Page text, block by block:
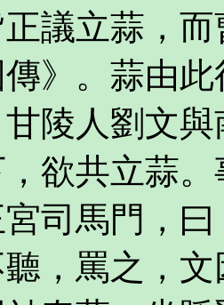
議立蒜，
》。蒜由此
陵人劉文
欲共立蒜
司馬門，
，罵之，